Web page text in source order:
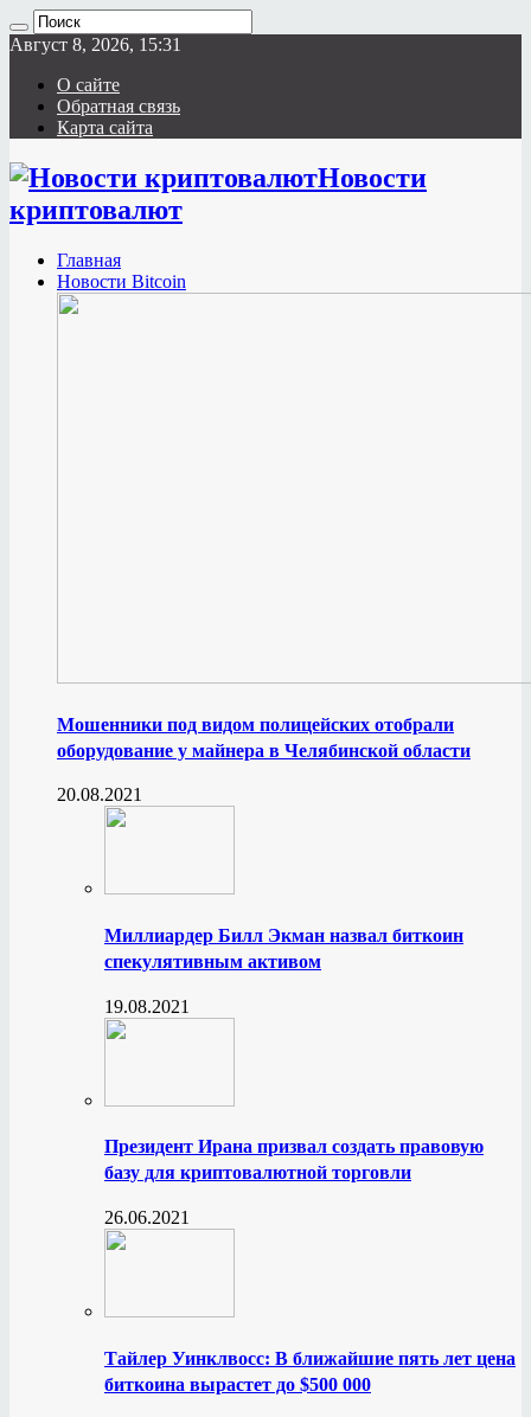
Август 8, 2026, 15:31
О сайте
Обратная связь
Карта сайта
Новости
криптовалют
Главная
Новости Bitcoin
Мошенники под видом полицейских отобрали
оборудование у майнера в Челябинской области
20.08.2021
Миллиардер Билл Экман назвал биткоин
спекулятивным активом
19.08.2021
Президент Ирана призвал создать правовую
базу для криптовалютной торговли
26.06.2021
Тайлер Уинклвосс: В ближайшие пять лет цена
биткоина вырастет до $500 000